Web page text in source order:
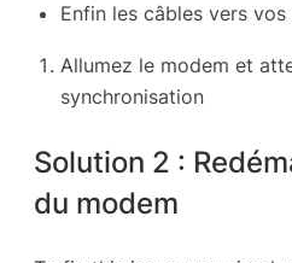
Enfin les câbles vers
Allumez le modem et
synchronisation
Solution 2 :
du modem